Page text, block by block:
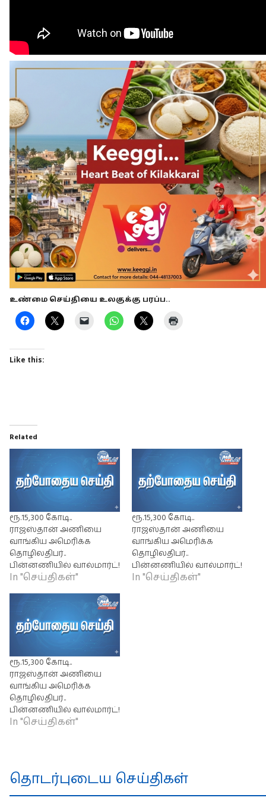
உண்மை செய்தியை உலகுக்கு பரப்ப..
Like this:
Related
ரூ.15,300 கோடி..
ராஜஸ்தான் அணியை
வாங்கிய அமெரிக்க
தொழிலதிபர்..
பின்னணியில் வால்மார்ட்!
In "செய்திகள்"
ரூ.15,300 கோடி..
ராஜஸ்தான் அணியை
வாங்கிய அமெரிக்க
தொழிலதிபர்..
பின்னணியில் வால்மார்ட்!
In "செய்திகள்"
ரூ.15,300 கோடி..
ராஜஸ்தான் அணியை
வாங்கிய அமெரிக்க
தொழிலதிபர்..
பின்னணியில் வால்மார்ட்!
In "செய்திகள்"
தொடர்புடைய செய்திகள்